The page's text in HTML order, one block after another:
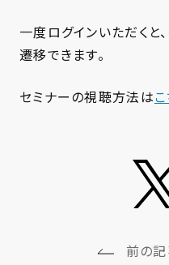
一度ログインいただくと
遷移できます。
セミナーの視聴方法は
前の